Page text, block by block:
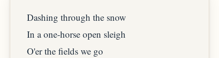
Dashing through the snow
In a one-horse open sleigh
O'er the fields we go